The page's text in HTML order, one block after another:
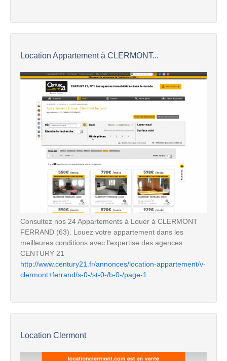
Location Appartement à CLERMONT...
Consultez nos 24 Appartements à Louer à CLERMONT
FERRAND (63). Louez votre appartement dans les
meilleures conditions avec l'expertise des agences
CENTURY 21
http://www.century21.fr/annonces/location-appartement/v-
clermont+ferrand/s-0-/st-0-/b-0-/page-1
Location Clermont